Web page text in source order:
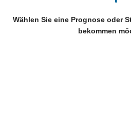
Wählen Sie eine Prognose oder
bekommen